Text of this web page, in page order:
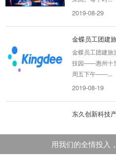
2019-08-29
金蝶员工团建
金蝶员工团建
技园——惠州十
周五下午——...
2019-08-19
东久创新科技
背景：东久园区
于交通不便，...
用我们的全情投入